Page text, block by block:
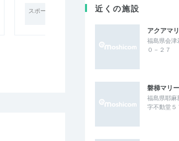
スポーツロゲイニングimizu 2026
近くの施設
アクアマ
福島県会津
０－２７
磐梯マリ
福島県耶麻
字不動堂５